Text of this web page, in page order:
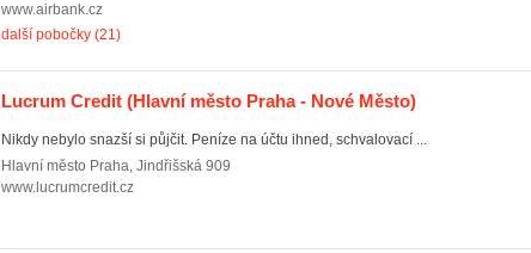
www.airbank.cz
další pobočky (21)
Lucrum Credit (Hlavní město Praha - Nové Město)
Nikdy nebylo snazší si půjčit. Peníze na účtu ihned, schvalovací ...
Hlavní město Praha, Jindřišská 909
www.lucrumcredit.cz